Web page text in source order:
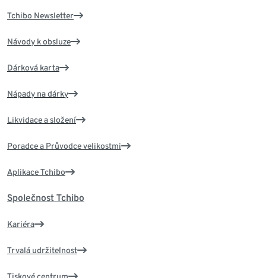
Tchibo Newsletter
Návody k obsluze
Dárková karta
Nápady na dárky
Likvidace a složení
Poradce a Průvodce velikostmi
Aplikace Tchibo
Společnost Tchibo
Kariéra
Trvalá udržitelnost